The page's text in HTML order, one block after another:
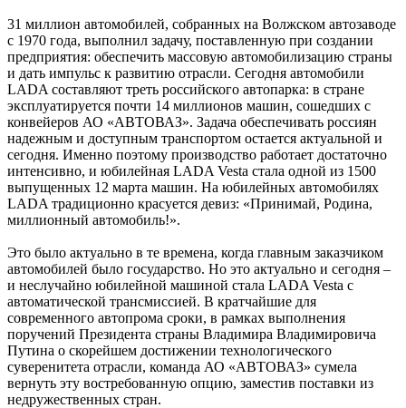
31 миллион автомобилей, собранных на Волжском автозаводе
с 1970 года, выполнил задачу, поставленную при создании
предприятия: обеспечить массовую автомобилизацию страны
и дать импульс к развитию отрасли. Сегодня автомобили
LADA составляют треть российского автопарка: в стране
эксплуатируется почти 14 миллионов машин, сошедших с
конвейеров АО «АВТОВАЗ». Задача обеспечивать россиян
надежным и доступным транспортом остается актуальной и
сегодня. Именно поэтому производство работает достаточно
интенсивно, и юбилейная LADA Vesta стала одной из 1500
выпущенных 12 марта машин. На юбилейных автомобилях
LADA традиционно красуется девиз: «Принимай, Родина,
миллионный автомобиль!».
Это было актуально в те времена, когда главным заказчиком
автомобилей было государство. Но это актуально и сегодня –
и неслучайно юбилейной машиной стала LADA Vesta с
автоматической трансмиссией. В кратчайшие для
современного автопрома сроки, в рамках выполнения
поручений Президента страны Владимира Владимировича
Путина о скорейшем достижении технологического
суверенитета отрасли, команда АО «АВТОВАЗ» сумела
вернуть эту востребованную опцию, заместив поставки из
недружественных стран.